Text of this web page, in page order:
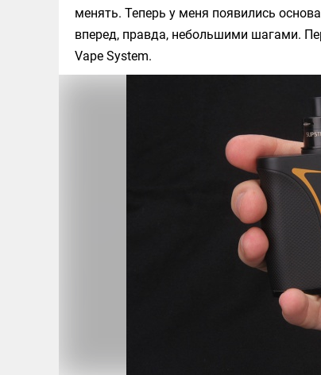
менять. Теперь у меня появились
вперед, правда, небольшими шагами.
Vape System.